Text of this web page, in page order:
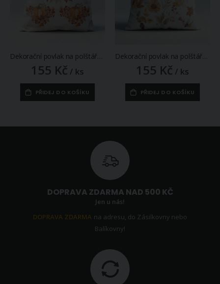
Dekorační povlak na polštářek CYH6063C oranžové dýně, 40x40cm
155 Kč / ks
PŘIDEJ DO KOŠÍKU
Dekorační povlak na polštářek CYH5953GC, podzimní rostlinky, oranžová, 40x40cm
155 Kč / ks
PŘIDEJ DO KOŠÍKU
DOPRAVA ZDARMA NAD 500 KČ
Jen u nás!
DOPRAVA ZDARMA na adresu, do Zásilkovny nebo
Balíkovny!